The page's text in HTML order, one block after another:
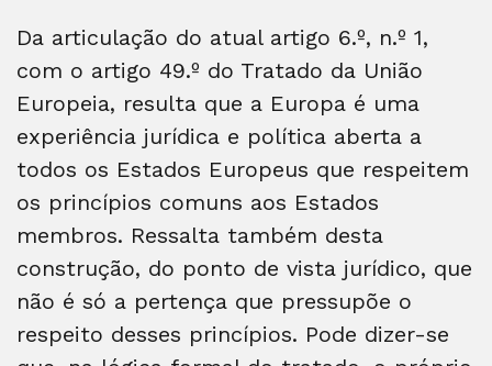
Da articulação do atual artigo 6.º, n.º 1,
com o artigo 49.º do Tratado da União
Europeia, resulta que a Europa é uma
experiência jurídica e política aberta a
todos os Estados Europeus que respeitem
os princípios comuns aos Estados
membros. Ressalta também desta
construção, do ponto de vista jurídico, que
não é só a pertença que pressupõe o
respeito desses princípios. Pode dizer-se